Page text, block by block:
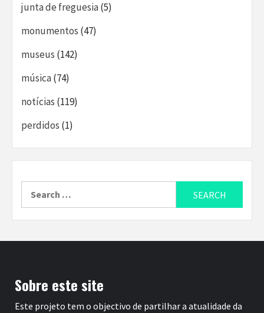
junta de freguesia(5)
monumentos (47)
museus (142)
música(74)
notícias (119)
perdidos (1)
Sobre este site
Este projeto tem o objectivo de partilhar a atualidade da